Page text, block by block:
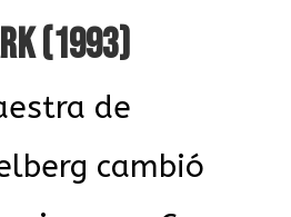
(1993)
de
cambió